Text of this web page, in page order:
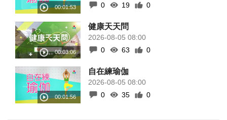
0
19 0
健康天天問
2026-08-05 08:00
0
63 0
自在練瑜伽
2026-08-05 08:00
0
35 0